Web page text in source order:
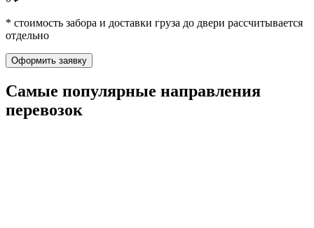
* стоимость забора и доставки груза до двери рассчитывается
отдельно
Оформить заявку
Самые популярные направления
перевозок